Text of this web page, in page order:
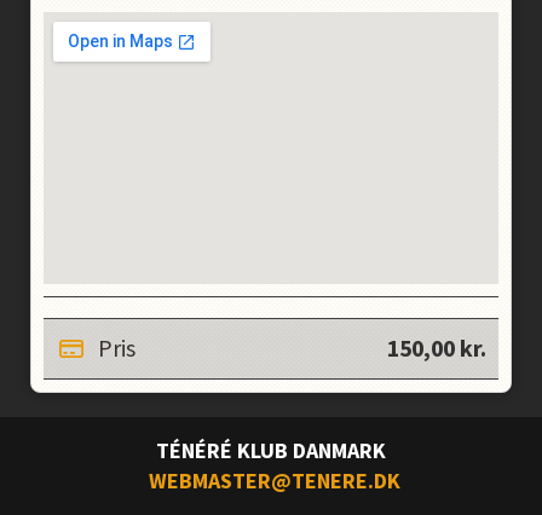
Pris 150,00 kr.
TÉNÉRÉ KLUB DANMARK
WEBMASTER@TENERE.DK